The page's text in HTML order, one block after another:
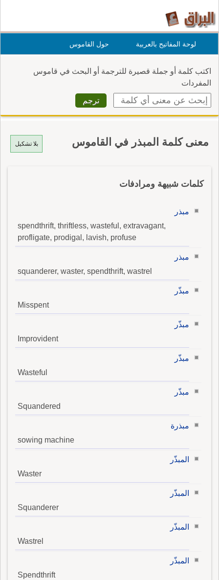
لوحة المفاتيح بالعربية حول القاموس
اكتب كلمة أو جملة قصيرة للترجمة أو البحث في قاموس
المفردات
بلا تشكيل معنى كلمة المبذر في القاموس
كلمات شبيهة ومرادفات
مبذر
spendthrift, thriftless, wasteful, extravagant,
profligate, prodigal, lavish, profuse
مبذر
squanderer, waster, spendthrift, wastrel
مبذّر
Misspent
مبذّر
Improvident
مبذّر
Wasteful
مبذّر
Squandered
مبذرة
sowing machine
المبذّر
Waster
المبذّر
Squanderer
المبذّر
Wastrel
المبذّر
Spendthrift